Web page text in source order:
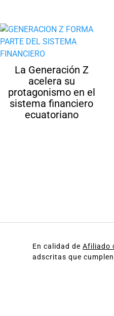
La Generación Z
acelera su
protagonismo en el
sistema financiero
ecuatoriano
En calidad de Afiliado
adscritas que